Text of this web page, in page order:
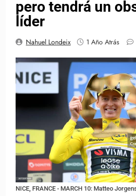
pero tendrá un
líder
Nahuel Londeix 1 Año Atrás
NICE, FRANCE - MARCH 10: Matteo